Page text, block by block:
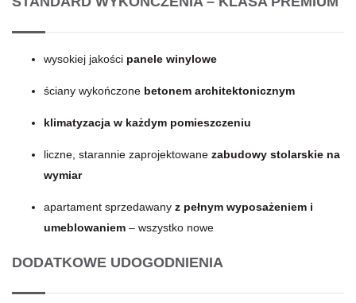
wysokiej jakości panele winylowe
ściany wykończone betonem architektonicznym
klimatyzacja w każdym pomieszczeniu
liczne, starannie zaprojektowane zabudowy stolarskie na
wymiar
apartament sprzedawany z pełnym wyposażeniem i
umeblowaniem – wszystko nowe
DODATKOWE UDOGODNIENIA